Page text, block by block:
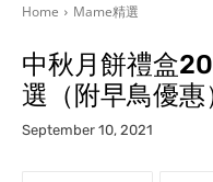
Home Mame精選
中秋月餅禮盒
選（附早鳥優惠
September 10, 2021